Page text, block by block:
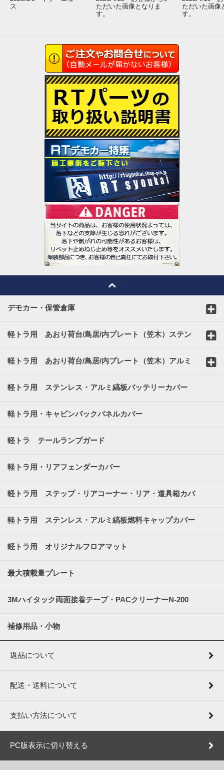
ス
ただいた画像となりま
す。
ただいた画像
す。
デモカー・保管倉庫
軽トラ用 あおり荷台/鳥居/内プレート（笠木）ステン
軽トラ用 あおり荷台/鳥居/内プレート（笠木）アルミ
軽トラ用 ステンレス・アルミ縞板バッテリーカバー
軽トラ用・キャビンバックパネルカバー
軽トラ テールランプガード
軽トラ用・リアフェンダーカバー
軽トラ用 ステップ・リアコーナー・リア・道具箱カバ
軽トラ用 ステンレス・アルミ縞板燃料キャップカバー
軽トラ用 オリジナルフロアマット
最大積載量プレート
3Mハイタック両面接着テープ・PACクリーナーN-200
補修用品・小物
返品について
配送・送料について
支払い方法について
PC版表示に切り替える